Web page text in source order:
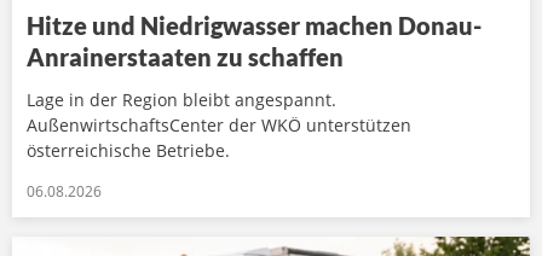
Hitze und Niedrigwasser machen Donau-
Anrainerstaaten zu schaffen
Lage in der Region bleibt angespannt.
AußenwirtschaftsCenter der WKÖ unterstützen
österreichische Betriebe.
06.08.2026